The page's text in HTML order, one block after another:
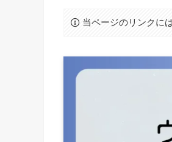
当ページのリンクに